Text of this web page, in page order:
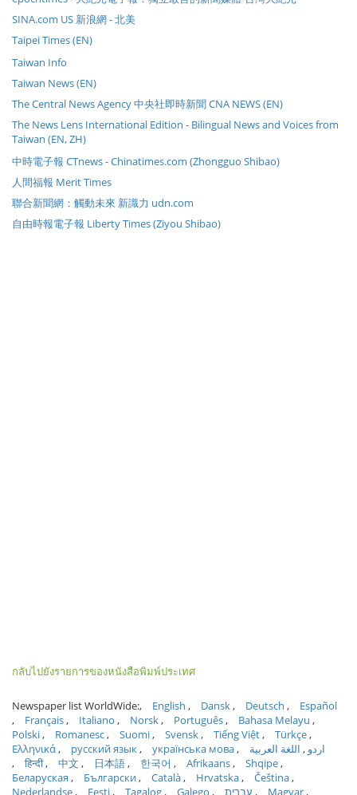
SINA.com US 新浪網 - 北美
Taipei Times (EN)
Taiwan Info
Taiwan News (EN)
The Central News Agency 中央社即時新聞 CNA NEWS (EN)
The News Lens International Edition - Bilingual News and Voices from
Taiwan (EN, ZH)
中時電子報 CTnews - Chinatimes.com (Zhongguo Shibao)
人間福報 Merit Times
聯合新聞網：觸動未來 新識力 udn.com
自由時報電子報 Liberty Times (Ziyou Shibao)
กลับไปยังรายการของหนังสือพิมพ์ประเทศ
Newspaper list WorldWide: English Dansk Deutsch
Español
Français
Italiano Norsk Português
Bahasa Melayu
Polski
Romanesc Suomi Svensk Tiếng Việt
Türkçe
Ελληνικά
русский язык українська мова اردو
اللغة العربية
हिन्दी
中文 日本語 한국어 Afrikaans
Shqipe
Беларуская
Български Català Hrvatska
Čeština
Nederlandse
Eesti Tagalog Galego עברית Magyar